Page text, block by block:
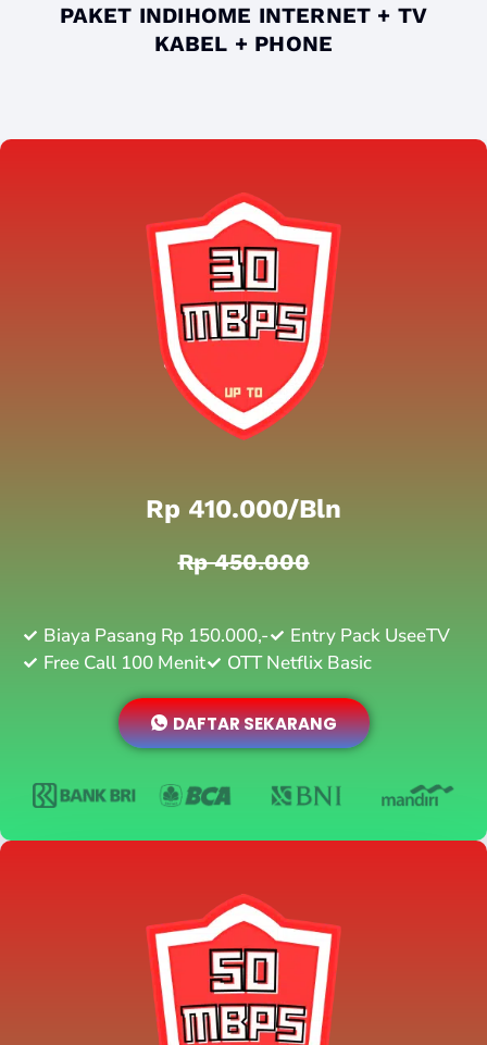
PAKET INDIHOME INTERNET + TV
KABEL + PHONE
Rp 410.000/bln
Rp 450.000
Biaya Pasang Rp 150.000,-
Entry Pack UseeTV
Free Call 100 Menit
OTT Netflix Basic
DAFTAR SEKARANG